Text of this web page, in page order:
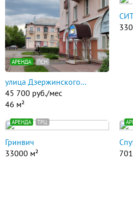
АРЕНДА ПСН
улица Дзержинского...
45 700 руб./мес
46 м²
АРЕНДА ТРЦ
Гринвич
33000 м²